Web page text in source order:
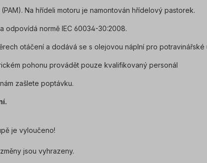
Na hřídeli motoru je namontován hřídelový pastorek.
normě IEC 60034-30:2008.
otáčení a dodává se s olejovou náplní pro potravinářské
pohonu provádět pouze kvalifikovaný personál
zašlete poptávku.
je vyloučeno!
jsou vyhrazeny.